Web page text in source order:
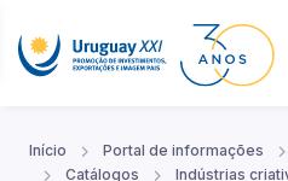
Início Portal de informações
Catálogos
Indústrias